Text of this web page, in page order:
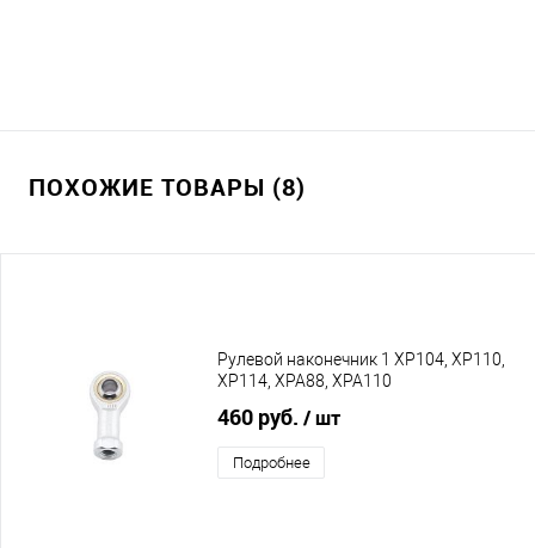
ПОХОЖИЕ ТОВАРЫ (8)
Рулевой наконечник 1 XP104, XP110,
XP114, XPA88, XPA110
460 руб. / шт
Подробнее